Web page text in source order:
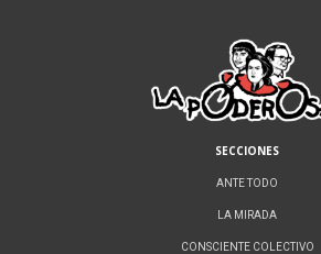
SECCIONES
ANTE TODO
LA MIRADA
CONSCIENTE COLECTIVO